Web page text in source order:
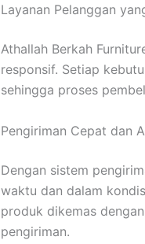
Layanan Pelanggan
Athallah Berkah
responsif. Setiap
sehingga proses
Pengiriman Cepat dan
Dengan sistem
waktu dan dalam
produk dikemas
pengiriman.